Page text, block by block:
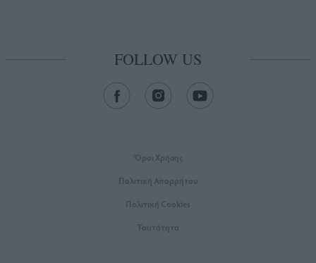
FOLLOW US
Όροι Xρήσης
Πολιτική Απορρήτου
Πολιτική Cookies
Ταυτότητα